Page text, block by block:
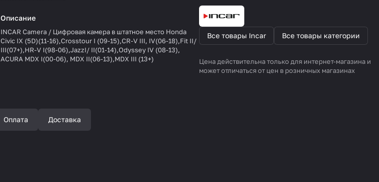
Описание
INCAR Camera / Цифровая камера в штатное место Honda
Civic IX (5D)(11-16),Crosstour I (09-15),CR-V III, IV(06-18),Fit II/
III(07+),HR-V I(98-06),JazzI/ II(01-14),Odyssey IV (08-13),
ACURA MDX I(00-06), MDX II(06-13),MDX III (13+)
Все товары Incar Все товары категории
Цена действительна только для интернет-магазина и
может отличаться от цен в розничных магазинах
Оплата Доставка